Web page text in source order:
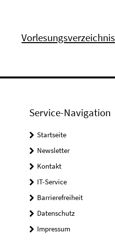
Vorlesungsverzeichnis
Service-Navigation
Startseite
Newsletter
Kontakt
IT-Service
Barrierefreiheit
Datenschutz
Impressum